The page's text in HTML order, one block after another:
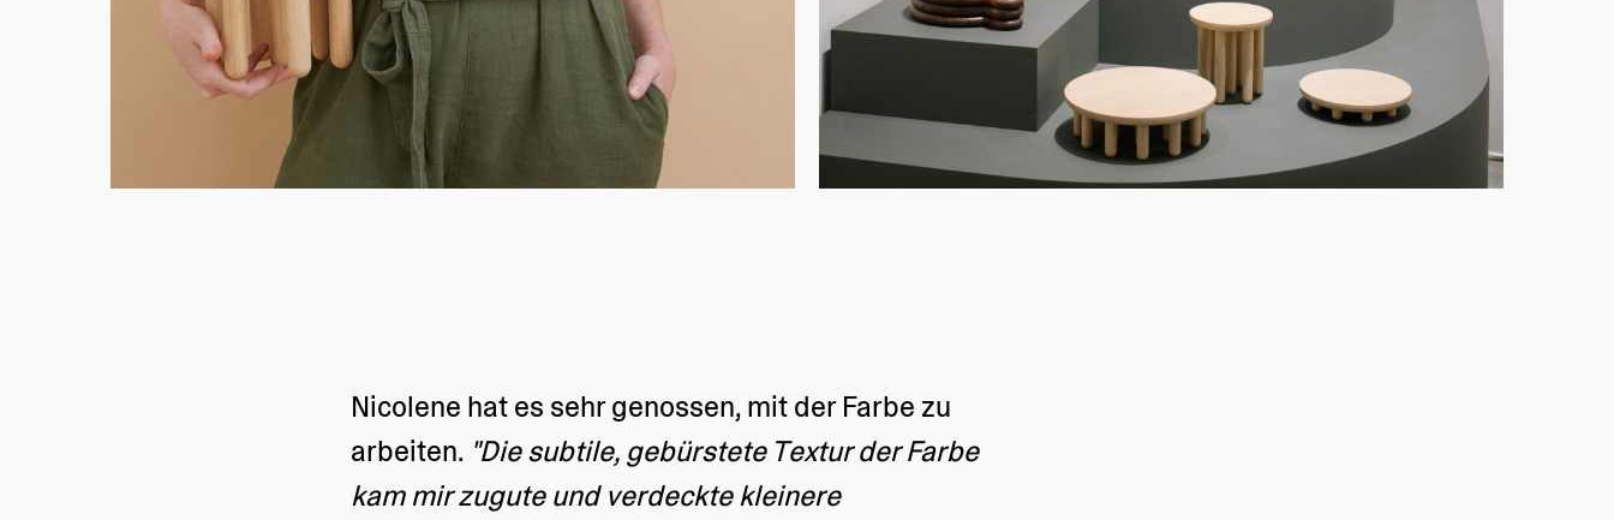
Nicolene hat es sehr genossen, mit der Farbe zu
arbeiten. "Die subtile, gebürstete Textur der Farbe
kam mir zugute und verdeckte kleinere